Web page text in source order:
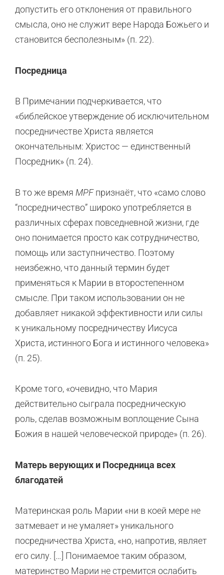
допустить его отклонения от правильного
смысла, оно не служит вере Народа Божьего и
становится бесполезным» (п. 22).
Посредница
В Примечании подчеркивается, что
«библейское утверждение об исключительном
посредничестве Христа является
окончательным: Христос — единственный
Посредник» (п. 24).
В то же время MPFпризнаёт, что «само слово
“посредничество” широко употребляется в
различных сферах повседневной жизни, где
оно понимается просто как сотрудничество,
помощь или заступничество. Поэтому
неизбежно, что данный термин будет
применяться к Марии в второстепенном
смысле. При таком использовании он не
добавляет никакой эффективности или силы
к уникальному посредничеству Иисуса
Христа, истинного Бога и истинного человека»
(п. 25).
Кроме того, «очевидно, что Мария
действительно сыграла посредническую
роль, сделав возможным воплощение Сына
Божия в нашей человеческой природе» (п. 26).
Матерь верующих и Посредница всех
благодатей
Материнская роль Марии «ни в коей мере не
затмевает и не умаляет» уникального
посредничества Христа, «но, напротив, являет
его силу. […] Понимаемое таким образом,
материнство Марии не стремится ослабить